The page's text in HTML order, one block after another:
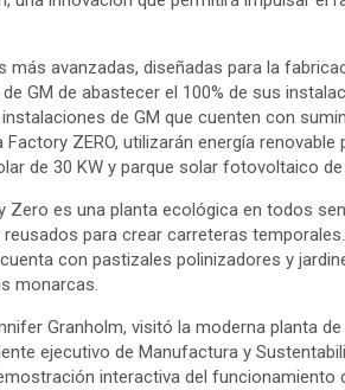
más avanzadas, diseñadas para la
GM de abastecer el 100% de sus
de GM que cuenten con
ZERO, utilizarán energía renovable
de 30 KW y parque solar fotovoltaico de
es una planta ecológica en todos
para crear carreteras temporales.
con pastizales polinizadores y
monarcas.
Granholm, visitó la moderna planta
ejecutivo de Manufactura y
interactiva del funcionamiento